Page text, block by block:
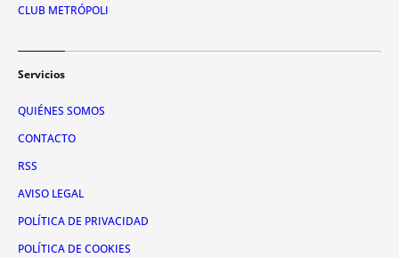
CLUB METRÓPOLI
Servicios
QUIÉNES SOMOS
CONTACTO
RSS
AVISO LEGAL
POLÍTICA DE PRIVACIDAD
POLÍTICA DE COOKIES